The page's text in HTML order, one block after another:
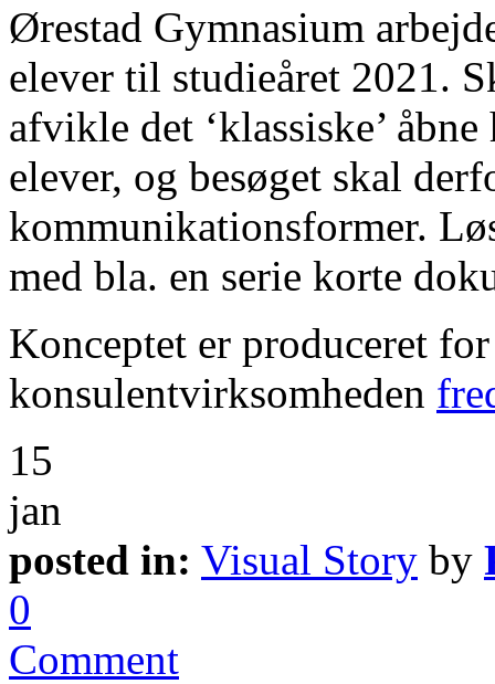
Ørestad Gymnasium
elever til studieåret 2021.
afvikle det ‘klassiske’
elever, og besøget skal
kommunikationsformer.
med bla. en serie korte
Konceptet er produceret for
konsulentvirksomheden
15
jan
posted in: Visual Story by
0
Comment